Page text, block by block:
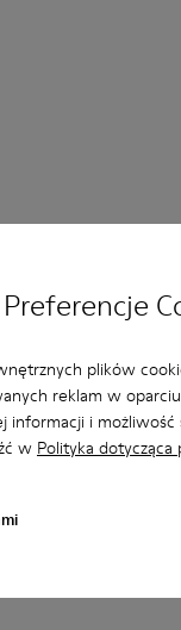
Preferencje
plików
reklam w
informacji i
w Polityka